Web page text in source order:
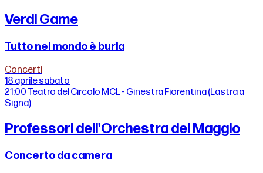
Verdi Game
Tutto nel mondo è burla
Concerti
18 aprilesabato
21:00 Teatro del Circolo MCL - Ginestra Fiorentina (Lastra a
Signa)
Professori dell'Orchestra del Maggio
Concerto da camera